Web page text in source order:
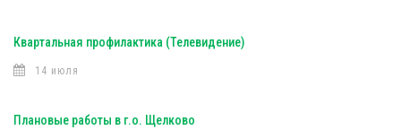
Квартальная профилактика (Телевидение)
14 июля
Плановые работы в г.о. Щелково